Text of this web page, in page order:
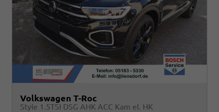
Volkswagen T-Roc
Style 1.5TSI DSG AHK ACC Kam el. HK